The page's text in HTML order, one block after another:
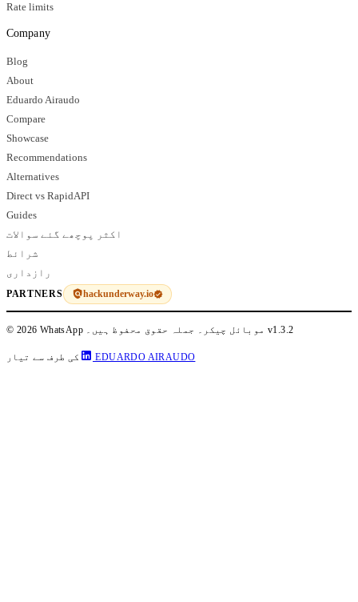
Rate limits
Company
Blog
About
Eduardo Airaudo
Compare
Showcase
Recommendations
Alternatives
Direct vs RapidAPI
Guides
اکثر پوچھے گئے سوالات
شرائط
رازداری
PARTNERS hackunderway.io
© 2026 WhatsApp موبائل چیکر۔ جملہ حقوق محفوظ ہیں۔v1.3.2
کی طرف سے تیار EDUARDO AIRAUDO